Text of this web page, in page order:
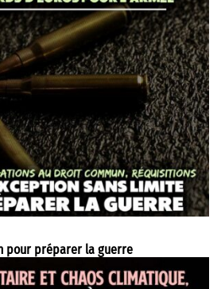
pour préparer la guerre